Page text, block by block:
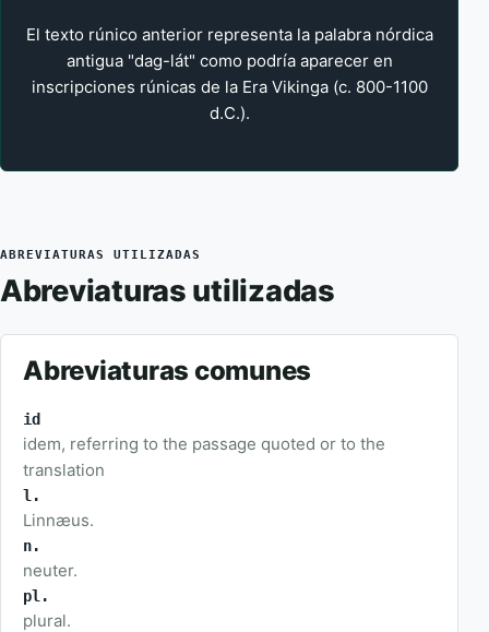
El texto rúnico anterior representa la palabra nórdica
antigua "dag-lát" como podría aparecer en
inscripciones rúnicas de la Era Vikinga (c. 800-1100
d.C.).
ABREVIATURAS UTILIZADAS
Abreviaturas utilizadas
Abreviaturas comunes
id
idem, referring to the passage quoted or to the
translation
l.
Linnæus.
n.
neuter.
pl.
plural.